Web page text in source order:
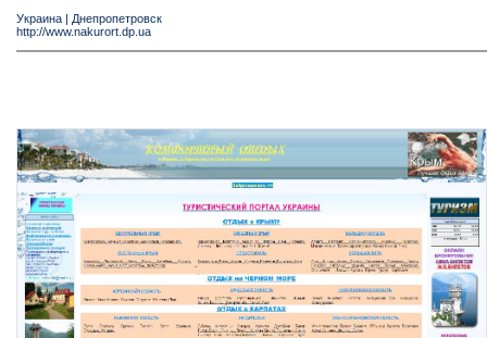
Украина | Днепропетровск
http://www.nakurort.dp.ua